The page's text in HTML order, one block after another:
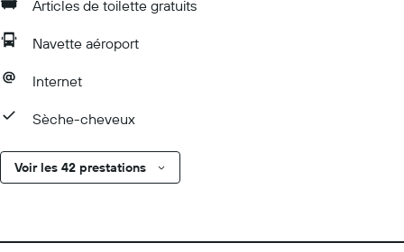
Articles de toilette gratuits
Navette aéroport
Internet
Sèche-cheveux
Voir les 42 prestations